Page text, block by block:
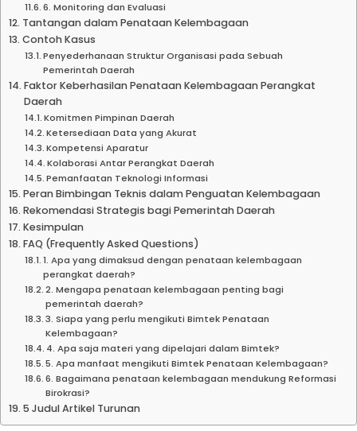
6. Monitoring dan Evaluasi
Tantangan dalam Penataan Kelembagaan
Contoh Kasus
Penyederhanaan Struktur Organisasi pada Sebuah
Pemerintah Daerah
Faktor Keberhasilan Penataan Kelembagaan Perangkat
Daerah
Komitmen Pimpinan Daerah
Ketersediaan Data yang Akurat
Kompetensi Aparatur
Kolaborasi Antar Perangkat Daerah
Pemanfaatan Teknologi Informasi
Peran Bimbingan Teknis dalam Penguatan Kelembagaan
Rekomendasi Strategis bagi Pemerintah Daerah
Kesimpulan
FAQ (Frequently Asked Questions)
1. Apa yang dimaksud dengan penataan kelembagaan
perangkat daerah?
2. Mengapa penataan kelembagaan penting bagi
pemerintah daerah?
3. Siapa yang perlu mengikuti Bimtek Penataan
Kelembagaan?
4. Apa saja materi yang dipelajari dalam Bimtek?
5. Apa manfaat mengikuti Bimtek Penataan Kelembagaan?
6. Bagaimana penataan kelembagaan mendukung Reformasi
Birokrasi?
5 Judul Artikel Turunan